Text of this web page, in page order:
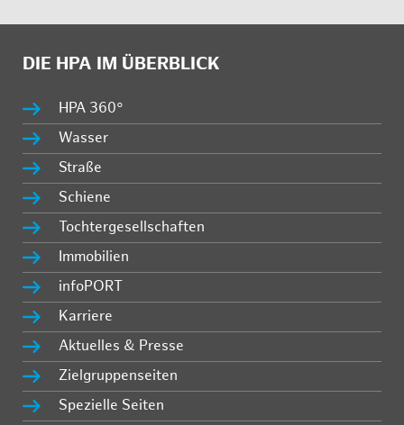
DIE HPA IM ÜBERBLICK
HPA 360°
Wasser
Straße
Schiene
Tochtergesellschaften
Immobilien
infoPORT
Karriere
Aktuelles & Presse
Zielgruppenseiten
Spezielle Seiten